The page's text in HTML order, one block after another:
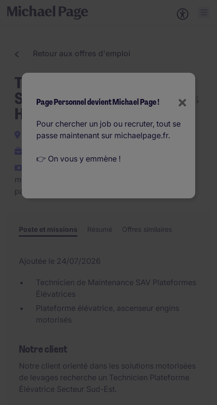
Retour aux offres d'emploi
Technicien de Maintenance
SAV Plateformes Élévatrices
H/F
Aubagne
mois (€30.000 - €35.040
par an)
Poste et missions Résumé Offres similaires
Ajoutée le 24/07/2026
Technicien de Maintenance SAV Plateformes
Élévatrices
Plateforme élévatrice, ascenseur engins
motorisés
Notre client
Notre client orienté dans les solutions motorisées
de levages recherche un Technicien Plateforme
Élévatrice Secteur Sud-Est.
×
Page Personnel devient Michael Page !
Pour chercher un job ou recruter, tout se
passe maintenant sur michaelpage.fr.
👉 On vous y emmène !